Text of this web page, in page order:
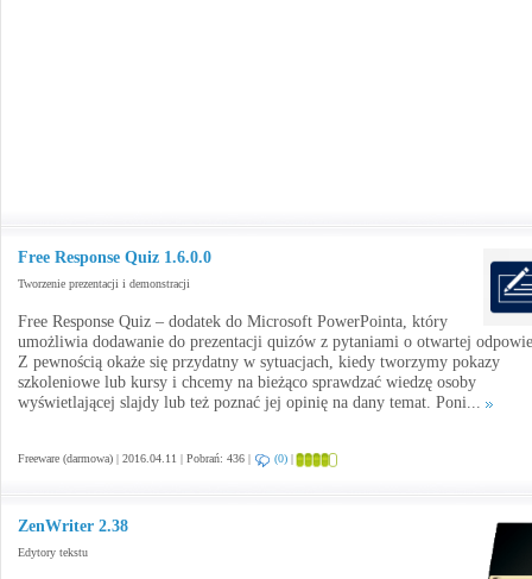
Free Response Quiz 1.6.0.0
Tworzenie prezentacji i demonstracji
Free Response Quiz – dodatek do Microsoft PowerPointa, który
umożliwia dodawanie do prezentacji quizów z pytaniami o otwartej
Z pewnością okaże się przydatny w sytuacjach, kiedy tworzymy pokazy
szkoleniowe lub kursy i chcemy na bieżąco sprawdzać wiedzę osoby
wyświetlającej slajdy lub też poznać jej opinię na dany temat. Poni...
Freeware (darmowa) | 2016.04.11 | Pobrań: 436 | (0) |
ZenWriter 2.38
Edytory tekstu